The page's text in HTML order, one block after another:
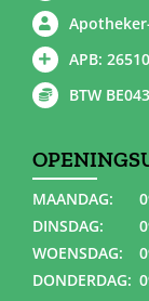
APB:
BTW
MAANDAG:
DINSDAG:
WOENSDAG:
DONDERDAG: